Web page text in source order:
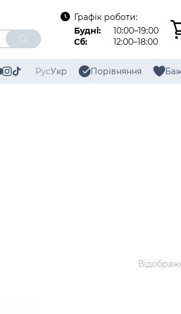
Графік роботи:
Будні:
10:00–19:00
Сб:
12:00–18:00
РусУкр Порівняння